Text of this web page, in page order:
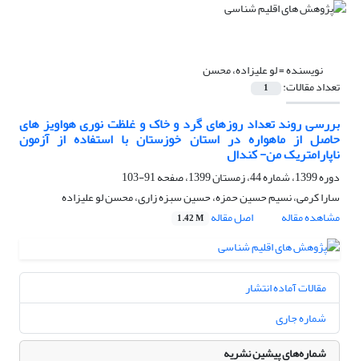
نویسنده =لو علیزاده، محسن
تعداد مقالات: 1
بررسی روند تعداد روزهای گرد و خاک و غلظت نوری هواویز های
حاصل از ماهواره در استان خوزستان با استفاده از آزمون‌
ناپارامتریک من- کندال
دوره 1399، شماره 44، زمستان 1399، صفحه
91-103
سارا کرمی، نسیم حسین حمزه، حسین سبزه زاری، محسن لو علیزاده
مشاهده مقاله
اصل مقاله 1.42 M
مقالات آماده انتشار
شماره جاری
شماره‌های پیشین نشریه